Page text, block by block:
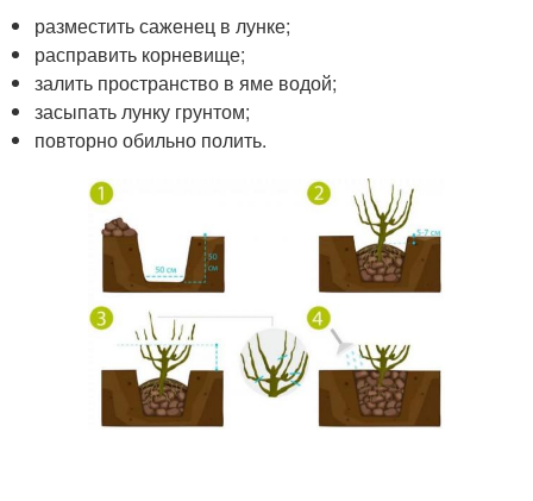
разместить саженец в лунке;
расправить корневище;
залить пространство в яме водой;
засыпать лунку грунтом;
повторно обильно полить.